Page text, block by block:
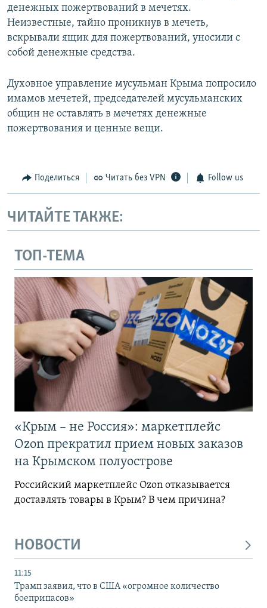
денежных пожертвований в мечетях.
Неизвестные, тайно проникнув в мечеть,
вскрывали ящик для пожертвований, уносили с
собой денежные средства.
Духовное управление мусульман Крыма попросило
имамов мечетей, председателей мусульманских
общин не оставлять в мечетях денежные
пожертвования и ценные вещи.
Поделиться Читать без VPN Follow us
ЧИТАЙТЕ ТАКЖЕ:
ТОП-ТЕМА
«Крым – не Россия»: маркетплейс
Ozon прекратил прием новых заказов
на Крымском полуострове
Российский маркетплейс Ozon отказывается
доставлять товары в Крым? В чем причина?
НОВОСТИ
11:15
Трамп заявил, что в США «огромное количество
боеприпасов»